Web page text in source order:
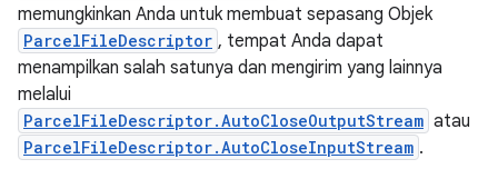
memungkinkan Anda untuk membuat sepasang Objek
ParcelFileDescriptor , tempat Anda dapat
menampilkan salah satunya dan mengirim yang lainnya
melalui
ParcelFileDescriptor.AutoCloseOutputStream atau
ParcelFileDescriptor.AutoCloseInputStream .